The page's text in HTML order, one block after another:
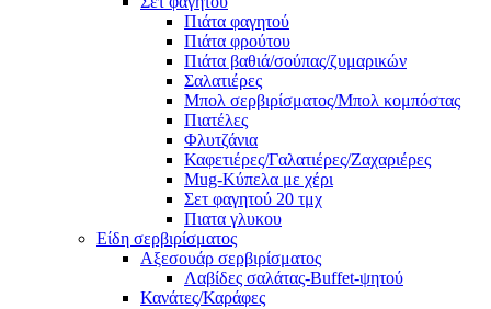
Πιάτα φαγητού
Πιάτα φρούτου
Πιάτα βαθιά/σούπας/ζυμαρικών
Σαλατιέρες
Μπολ σερβιρίσματος/Μπολ κομπόστας
Πιατέλες
Φλυτζάνια
Καφετιέρες/Γαλατιέρες/Ζαχαριέρες
Mug-Κύπελα με χέρι
Σετ φαγητού 20 τμχ
Πιατα γλυκου
Είδη σερβιρίσματος
Αξεσουάρ σερβιρίσματος
Λαβίδες σαλάτας-Buffet-ψητού
Κανάτες/Καράφες